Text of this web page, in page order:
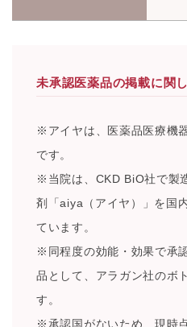
未承認医薬品の掲載に関
※アイヤは、医薬品医療機
です。
※当院は、CKD BiO社で製
剤「aiya（アイヤ）」を国
ています。
※同程度の効能・効果で承
品として、アラガン社のボ
す。
※承認国がないため、現時